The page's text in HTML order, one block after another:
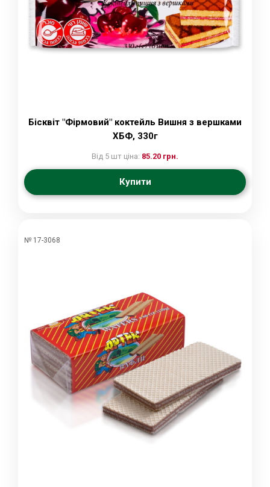
Бісквіт "Фірмовий" коктейль Вишня з вершками
ХБФ, 330г
Від 5 шт ціна: 85.20 грн.
Купити
№ 17-3068